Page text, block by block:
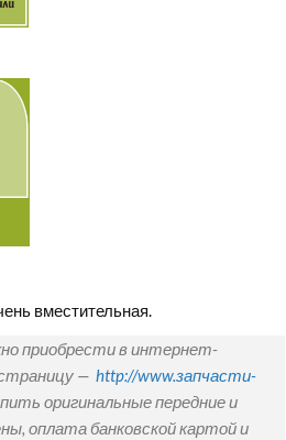
вместительная.
приобрести в интернет-
— http://www.запчасти-
оригинальные передние и
оплата банковской картой и